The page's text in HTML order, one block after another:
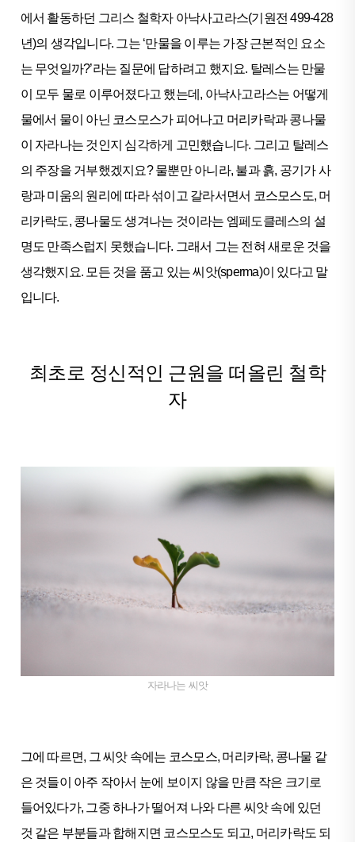
에서 활동하던 그리스 철학자 아낙사고라스(기원전 499-428
년)의 생각입니다. 그는 ‘만물을 이루는 가장 근본적인 요소
는 무엇일까?’라는 질문에 답하려고 했지요. 탈레스는 만물
이 모두 물로 이루어졌다고 했는데, 아낙사고라스는 어떻게
물에서 물이 아닌 코스모스가 피어나고 머리카락과 콩나물
이 자라나는 것인지 심각하게 고민했습니다. 그리고 탈레스
의 주장을 거부했겠지요? 물뿐만 아니라, 불과 흙, 공기가 사
랑과 미움의 원리에 따라 섞이고 갈라서면서 코스모스도, 머
리카락도, 콩나물도 생겨나는 것이라는 엠페도클레스의 설
명도 만족스럽지 못했습니다. 그래서 그는 전혀 새로운 것을
생각했지요. 모든 것을 품고 있는 씨앗(sperma)이 있다고 말
입니다.
최초로 정신적인 근원을 떠올린 철학
자
자라나는 씨앗
그에 따르면, 그 씨앗 속에는 코스모스, 머리카락, 콩나물 같
은 것들이 아주 작아서 눈에 보이지 않을 만큼 작은 크기로
들어있다가, 그중 하나가 떨어져 나와 다른 씨앗 속에 있던
것 같은 부분들과 합해지면 코스모스도 되고, 머리카락도 되